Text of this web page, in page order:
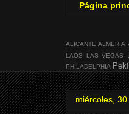
Página
ALICANTE ALMERIA
LAOS
LAS VEGAS
PHILADELPHIA
miércoles,